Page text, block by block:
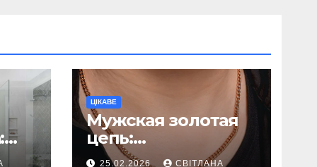
ЦІКАВЕ
Мужская золотая
цепь:
исчерпывающее
25.02.2026 СВІТЛАНА